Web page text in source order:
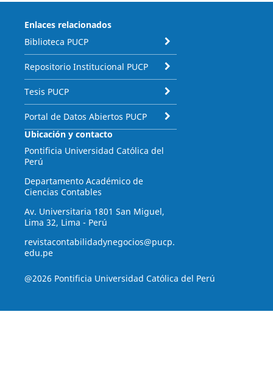
Enlaces relacionados
Biblioteca PUCP
Repositorio Institucional PUCP
Tesis PUCP
Portal de Datos Abiertos PUCP
Ubicación y contacto
Pontificia Universidad Católica del
Perú
Departamento Académico de
Ciencias Contables
Av. Universitaria 1801 San Miguel,
Lima 32, Lima - Perú
revistacontabilidadynegocios@pucp.
edu.pe
@2026 Pontificia Universidad Católica del Perú